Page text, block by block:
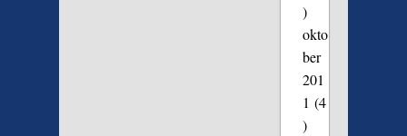
)
okto
ber
201
1 (4
)